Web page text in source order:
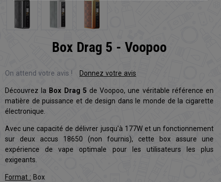
Box Drag 5 - Voopoo
On attend votre avis ! Donnez votre avis
Découvrez la Box Drag 5 de Voopoo, une véritable référence en
matière de puissance et de design dans le monde de la cigarette
électronique.
Avec une capacité de délivrer jusqu'à 177W et un fonctionnement
sur deux accus 18650 (non fournis), cette box assure une
expérience de vape optimale pour les utilisateurs les plus
exigeants.
Format : Box